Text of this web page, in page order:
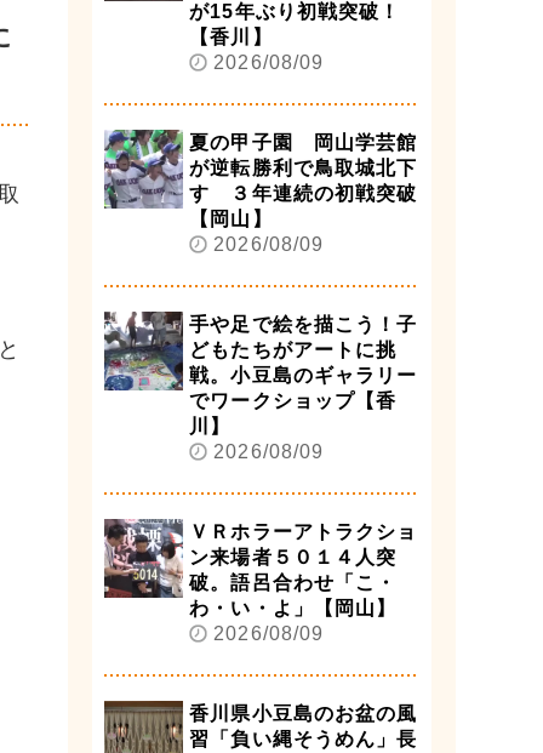
が15年ぶり初戦突破！
【香川】
2026/08/09
夏の甲子園 岡山学芸館
が逆転勝利で鳥取城北下
す ３年連続の初戦突破
【岡山】
2026/08/09
手や足で絵を描こう！子
どもたちがアートに挑
戦。小豆島のギャラリー
でワークショップ【香
川】
2026/08/09
ＶＲホラーアトラクショ
ン来場者５０１４人突
破。語呂合わせ「こ・
わ・い・よ」【岡山】
2026/08/09
香川県小豆島のお盆の風
習「負い縄そうめん」長